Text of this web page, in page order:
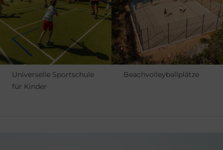
Universelle Sportschule
für Kinder
Beachvolleyballplätze